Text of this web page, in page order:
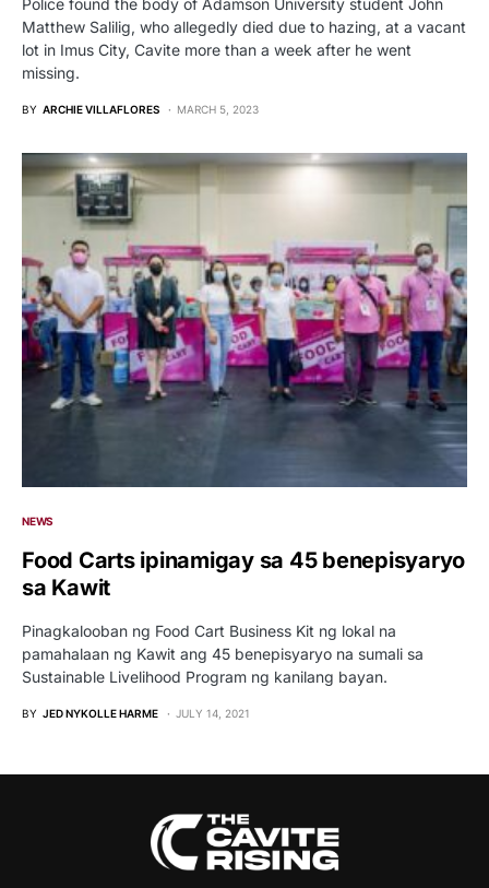
Matthew Salilig, who allegedly died due to hazing, at a vacant
lot in Imus City, Cavite more than a week after he went
missing.
BY ARCHIE VILLAFLORES MARCH 5, 2023
NEWS
Food Carts ipinamigay sa 45 benepisyaryo
sa Kawit
Pinagkalooban ng Food Cart Business Kit ng lokal na
pamahalaan ng Kawit ang 45 benepisyaryo na sumali sa
Sustainable Livelihood Program ng kanilang bayan.
BY JED NYKOLLE HARME JULY 14, 2021